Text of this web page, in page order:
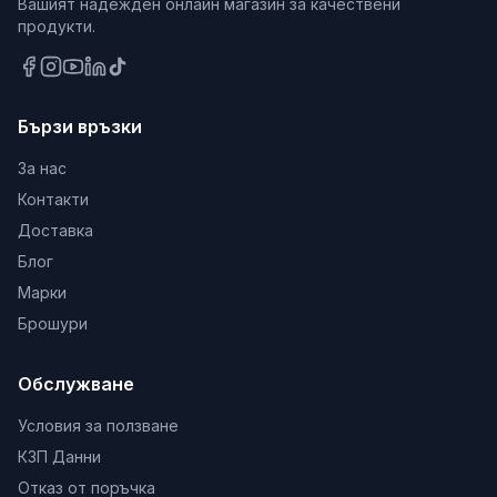
Вашият надежден онлайн магазин за качествени
продукти.
Бързи връзки
За нас
Контакти
Доставка
Блог
Марки
Брошури
Обслужване
Условия за ползване
КЗП Данни
Отказ от поръчка